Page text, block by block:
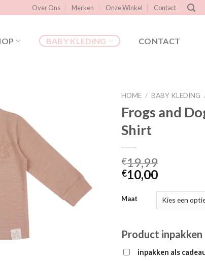
Over Ons Merken Onze Winkel Contact
BABY KLEDING CONTACT
verlanglijst
HOME / BABY KLEDING
Frogs and
Shirt
€19,99
€10,00
Maat
Product inpakken
inpakken als